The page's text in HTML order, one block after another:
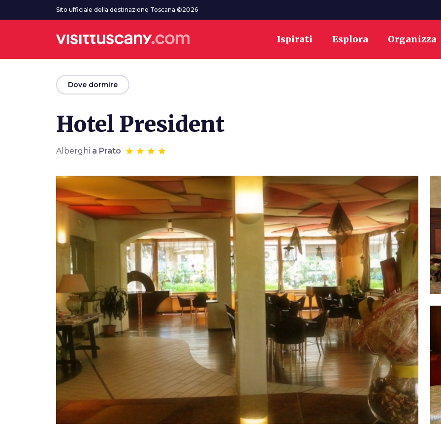
Vai al contenuto principaleSito ufficiale della destinazione Toscana ©2026
Ispirati Esplora Organizza
arrow_backDove dormire
Hotel President
Alberghi a Prato